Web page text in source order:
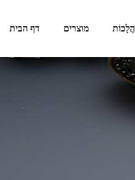
דף הבית מוצרים הֲלָכוֹת